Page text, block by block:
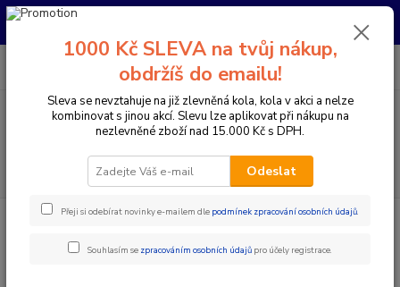
Pro nachystání kola / doplňků na prodejně si prosím zavolejte dopředu.
Menu
CZK
PO-PÁ 10:00-17:00 | SO: 9:00-12:00
Speedbox / upravení rychlosti Bosch
Bosch
1000 Kč SLEVA na tvůj nákup,
obdržíš do emailu!
Sleva se nevztahuje na již zlevněná kola, kola v akci a nelze
kombinovat s jinou akcí. Slevu lze aplikovat při nákupu na
nezlevněné zboží nad 15.000 Kč s DPH.
Odeslat
Přeji si odebírat novinky e-mailem dle podmínek zpracování osobních údajů.
Souhlasím se zpracováním osobních údajů pro účely registrace.